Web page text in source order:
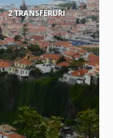
2 TRANSFERURI